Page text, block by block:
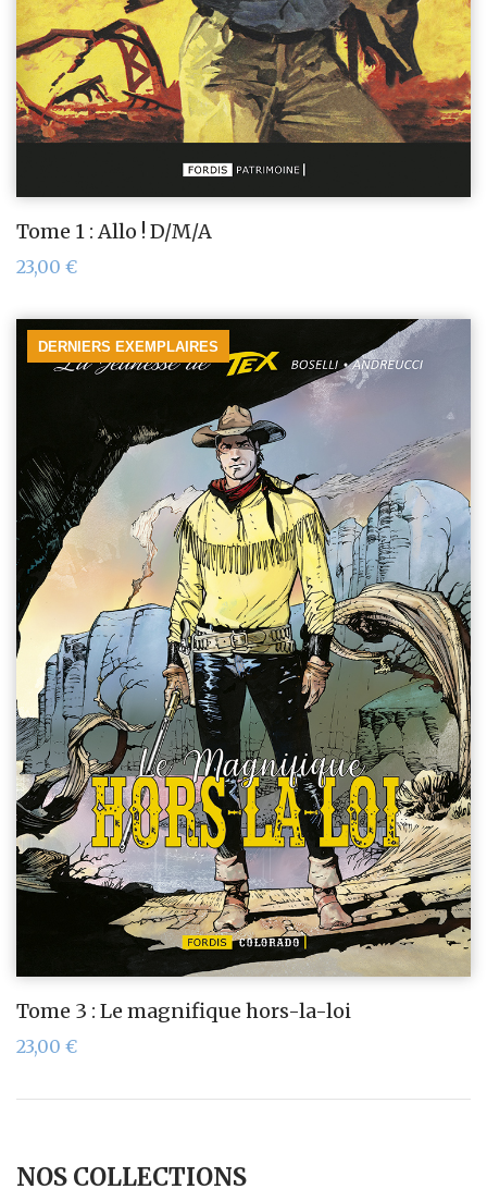
NOS COLLECTIONS
Tome 1 : Allo ! D/M/A
23,00 €
DERNIERS EXEMPLAIRES
Tome 3 : Le magnifique hors-la-loi
23,00 €